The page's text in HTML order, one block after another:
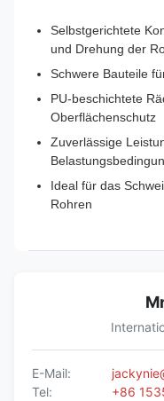
Selbstgerichtete
und Drehung der
Schwere Bauteile
PU-beschichtete
Oberflächenschutz
Zuverlässige
Ideal für das
Rohren
E-Mail:
Tel:
+86